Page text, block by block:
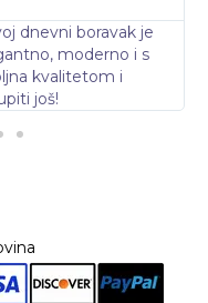
dnevni boravak je
moderno i s
kvalitetom i
još!